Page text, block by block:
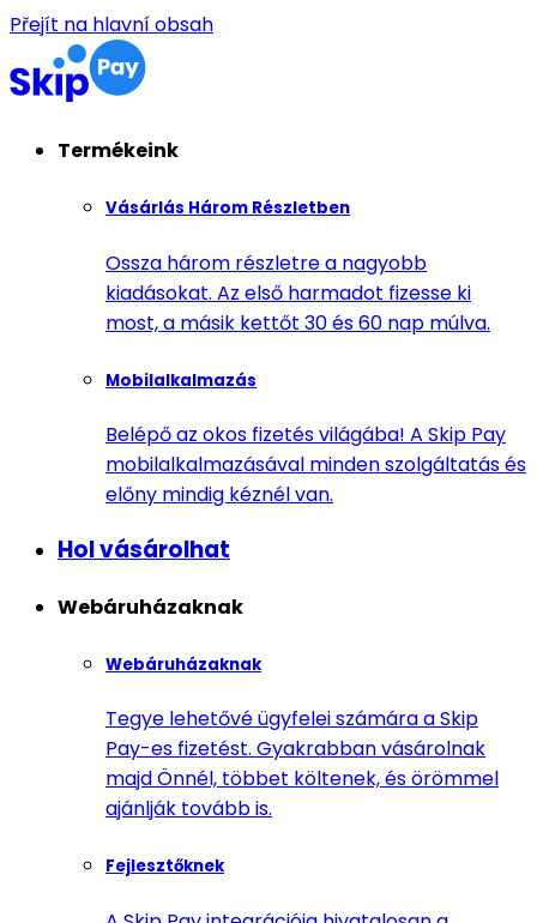
Přejít na hlavní obsah
Termékeink
Vásárlás Három Részletben
Ossza három részletre a nagyobb
kiadásokat. Az első harmadot fizesse ki
most, a másik kettőt 30 és 60 nap múlva.
Mobilalkalmazás
Belépő az okos fizetés világába! A Skip Pay
mobilalkalmazásával minden szolgáltatás és
előny mindig kéznél van.
Hol vásárolhat
Webáruházaknak
Webáruházaknak
Tegye lehetővé ügyfelei számára a Skip
Pay-es fizetést. Gyakrabban vásárolnak
majd Önnél, többet költenek, és örömmel
ajánlják tovább is.
Fejlesztőknek